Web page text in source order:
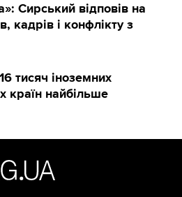
Сирський відповів на
кадрів і конфлікту з
тисяч іноземних
країн найбільше